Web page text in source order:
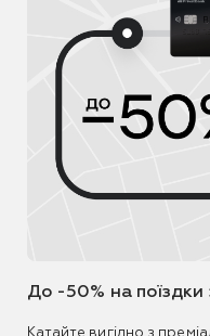
До -50% на поїздки